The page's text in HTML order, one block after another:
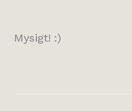
Mysigt! :)